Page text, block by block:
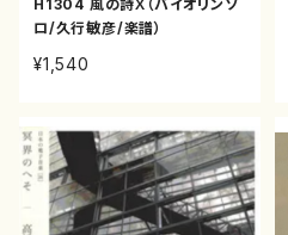
H1304 風の詩Ⅹ（バイオリンソ
ロ/久行敏彦/楽譜）
¥1,540